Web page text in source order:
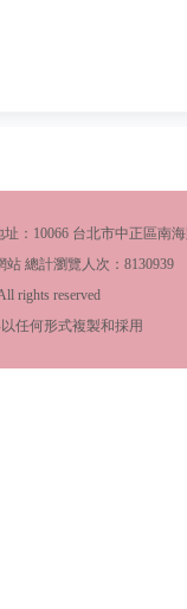
：10066 台北市中正區南
總計瀏覽人次： 8130939
rights reserved
任何形式複製和採用